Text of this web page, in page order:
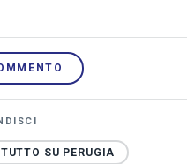
TUTTO SU PERUGIA